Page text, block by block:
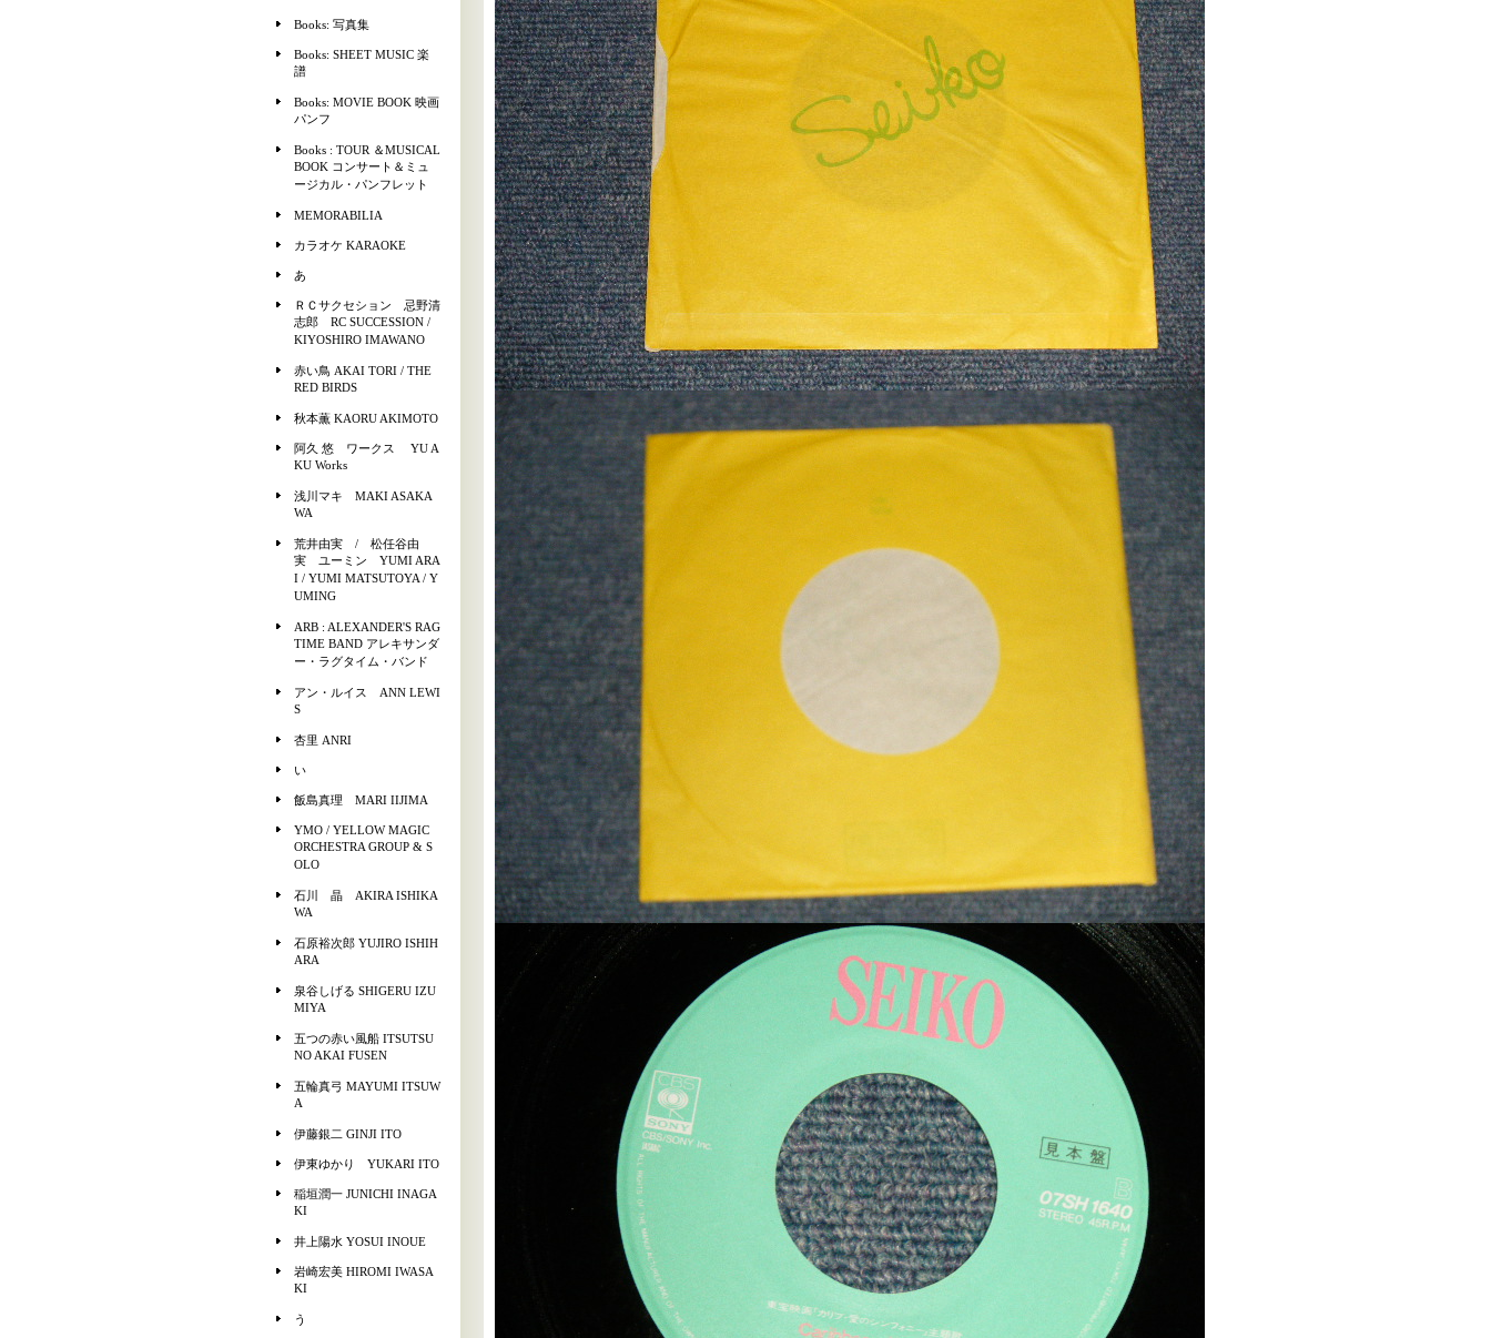
Books: 写真集
Books: SHEET MUSIC 楽
譜
Books: MOVIE BOOK 映画
パンフ
Books : TOUR ＆MUSICAL
BOOK コンサート＆ミュ
ージカル・パンフレット
MEMORABILIA
カラオケ KARAOKE
あ
ＲＣサクセション 忌野清
志郎 RC SUCCESSION /
KIYOSHIRO IMAWANO
赤い鳥 AKAI TORI / THE
RED BIRDS
秋本薫 KAORU AKIMOTO
阿久 悠 ワークス YU A
KU Works
浅川マキ MAKI ASAKA
WA
荒井由実 / 松任谷由
実 ユーミン YUMI ARA
I / YUMI MATSUTOYA / Y
UMING
ARB : ALEXANDER'S RAG
TIME BAND アレキサンダ
ー・ラグタイム・バンド
アン・ルイス ANN LEWI
S
杏里 ANRI
い
飯島真理 MARI IIJIMA
YMO / YELLOW MAGIC
ORCHESTRA GROUP & S
OLO
石川 晶 AKIRA ISHIKA
WA
石原裕次郎 YUJIRO ISHIH
ARA
泉谷しげる SHIGERU IZU
MIYA
五つの赤い風船 ITSUTSU
NO AKAI FUSEN
五輪真弓 MAYUMI ITSUW
A
伊藤銀二 GINJI ITO
伊東ゆかり YUKARI ITO
稲垣潤一 JUNICHI INAGA
KI
井上陽水 YOSUI INOUE
岩崎宏美 HIROMI IWASA
KI
う